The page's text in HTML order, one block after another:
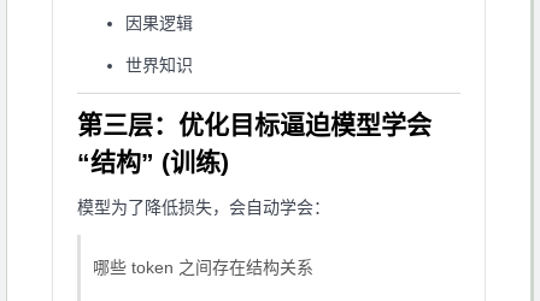
因果逻辑
世界知识
第三层：优化目标逼迫模型学会
“结构” (训练)
模型为了降低损失，会自动学会：
哪些 token 之间存在结构关系